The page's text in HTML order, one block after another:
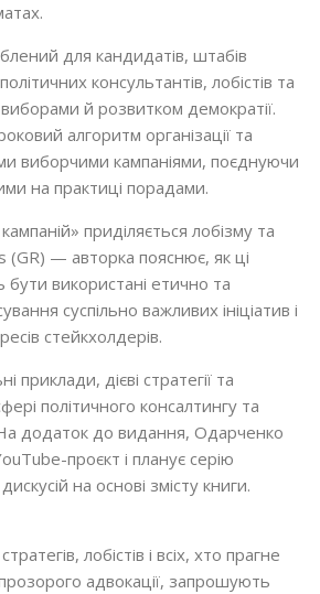
для кандидатів, штабів
консультантів, лобістів та
виборами й розвитком демократії.
алгоритм організації та
виборчими кампаніями, поєднуючи
на практиці порадами.
приділяється лобізму та
— авторка пояснює, як ці
використані етично та
суспільно важливих ініціатив і
стейкхолдерів.
приклади, дієві стратегії та
політичного консалтингу та
На додаток до видання, Одарченко
проєкт і планує серію
на основі змісту книги.
лобістів і всіх, хто прагне
адвокації, запрошують